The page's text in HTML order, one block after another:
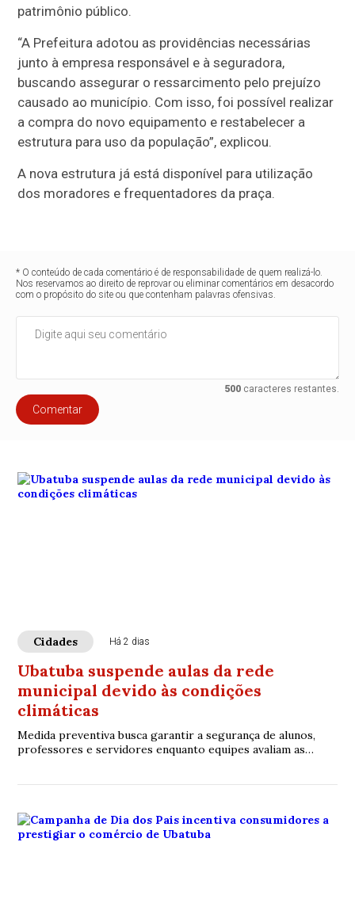
patrimônio público.
“A Prefeitura adotou as providências necessárias
junto à empresa responsável e à seguradora,
buscando assegurar o ressarcimento pelo prejuízo
causado ao município. Com isso, foi possível realizar
a compra do novo equipamento e restabelecer a
estrutura para uso da população”, explicou.
A nova estrutura já está disponível para utilização
dos moradores e frequentadores da praça.
* O conteúdo de cada comentário é de responsabilidade de quem realizá-lo.
Nos reservamos ao direito de reprovar ou eliminar comentários em desacordo
com o propósito do site ou que contenham palavras ofensivas.
500caracteres restantes.
Comentar
Cidades Há 2 dias
Ubatuba suspende aulas da rede
municipal devido às condições
climáticas
Medida preventiva busca garantir a segurança de alunos,
professores e servidores enquanto equipes avaliam as